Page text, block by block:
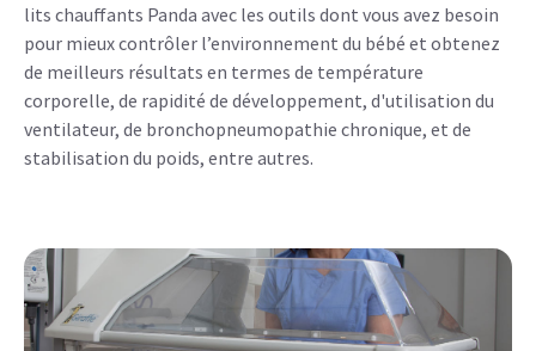
lits chauffants Panda avec les outils dont vous avez besoin
pour mieux contrôler l’environnement du bébé et obtenez
de meilleurs résultats en termes de température
corporelle, de rapidité de développement, d'utilisation du
ventilateur, de bronchopneumopathie chronique, et de
stabilisation du poids, entre autres.